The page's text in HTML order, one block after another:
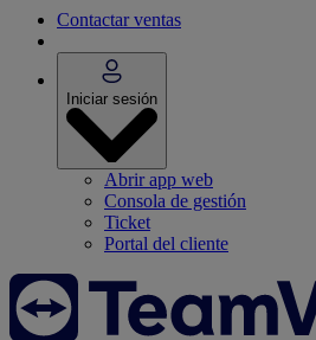
Contactar ventas
Iniciar sesión
Abrir app web
Consola de gestión
Ticket
Portal del cliente